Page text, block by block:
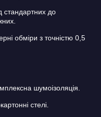
стандартних до
обміри з точністю 0,5
шумоізоляція.
стелі.